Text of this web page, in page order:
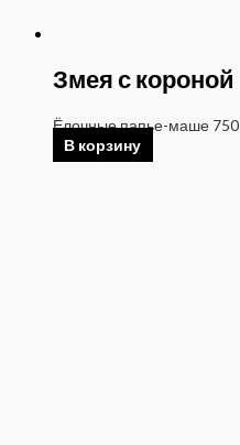
Змея с короной
Ёлочные папье-маше 750
В корзину